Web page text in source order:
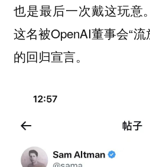
也是最后一次戴这玩意
这名被OpenAI董事会“
的回归宣言。